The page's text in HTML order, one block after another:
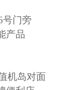
号门旁
产品
机岛对面